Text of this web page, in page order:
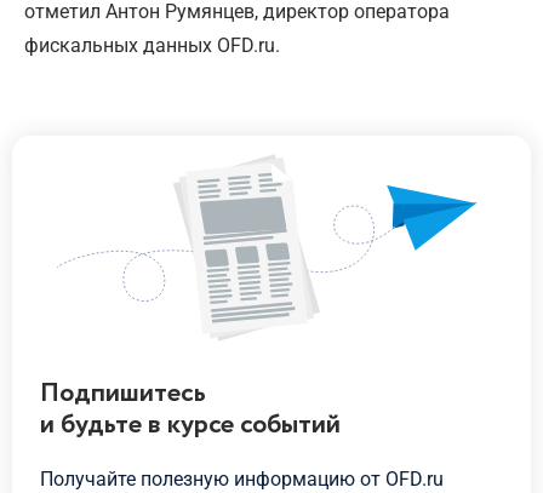
отметил Антон Румянцев, директор оператора
фискальных данных OFD.ru.
Подпишитесь
и будьтев курсесобытий
Получайте полезную информацию от OFD.ru